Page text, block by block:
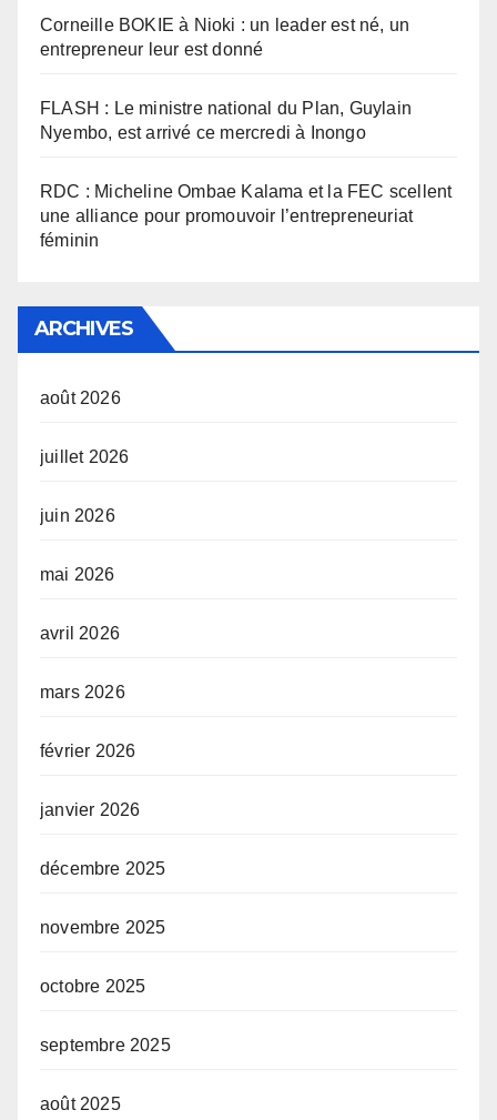
Corneille BOKIE à Nioki : un leader est né, un
entrepreneur leur est donné
FLASH : Le ministre national du Plan, Guylain
Nyembo, est arrivé ce mercredi à Inongo
RDC : Micheline Ombae Kalama et la FEC scellent
une alliance pour promouvoir l’entrepreneuriat
féminin
ARCHIVES
août 2026
juillet 2026
juin 2026
mai 2026
avril 2026
mars 2026
février 2026
janvier 2026
décembre 2025
novembre 2025
octobre 2025
septembre 2025
août 2025